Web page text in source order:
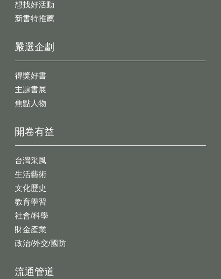
想找好活動
新書特推薦
開卷有益
台灣采風
生活藝術
文化歷史
教育學習
社會/科學
財金產業
政治/外交/國防
嚴選企劃
得獎好書
主題書展
焦點人物
流通管道